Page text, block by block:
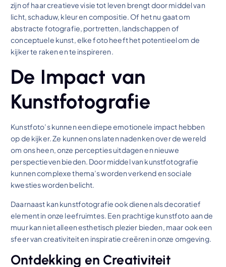
zijn of haar creatieve visie tot leven brengt door middel van
licht, schaduw, kleur en compositie. Of het nu gaat om
abstracte fotografie, portretten, landschappen of
conceptuele kunst, elke foto heeft het potentieel om de
kijker te raken en te inspireren.
De Impact van
Kunstfotografie
Kunstfoto’s kunnen een diepe emotionele impact hebben
op de kijker. Ze kunnen ons laten nadenken over de wereld
om ons heen, onze percepties uitdagen en nieuwe
perspectieven bieden. Door middel van kunstfotografie
kunnen complexe thema’s worden verkend en sociale
kwesties worden belicht.
Daarnaast kan kunstfotografie ook dienen als decoratief
element in onze leefruimtes. Een prachtige kunstfoto aan de
muur kan niet alleen esthetisch plezier bieden, maar ook een
sfeer van creativiteit en inspiratie creëren in onze omgeving.
Ontdekking en Creativiteit